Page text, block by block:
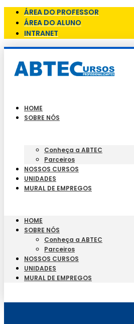
ÁREA DO PROFESSOR
ÁREA DO ALUNO
INTRANET
HOME
SOBRE NÓS
Conheça a ABTEC
Parceiros
NOSSOS CURSOS
UNIDADES
MURAL DE EMPREGOS
HOME
SOBRE NÓS
Conheça a ABTEC
Parceiros
NOSSOS CURSOS
UNIDADES
MURAL DE EMPREGOS